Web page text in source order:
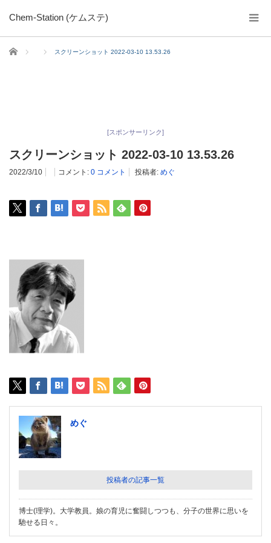
Chem-Station (ケムステ)
ホーム スクリーンショット 2022-03-10 13.53.26
[スポンサーリンク]
スクリーンショット 2022-03-10 13.53.26
2022/3/10 コメント: 0 コメント 投稿者: めぐ
めぐ
投稿者の記事一覧
博士(理学)。大学教員。娘の育児に奮闘しつつも、分子の世界に思いを
馳せる日々。